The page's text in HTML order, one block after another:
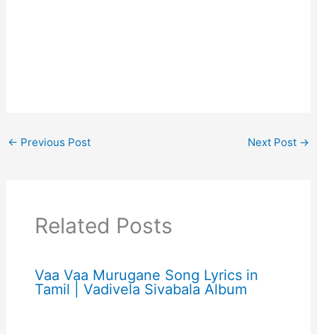
← Previous Post Next Post →
Related Posts
Vaa Vaa Murugane Song Lyrics in
Tamil | Vadivela Sivabala Album